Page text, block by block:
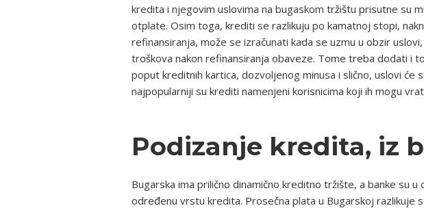
kredita i njegovim uslovima na bugaskom tržištu prisutne su
otplate. Osim toga, krediti se razlikuju po kamatnoj stopi,
refinansiranja, može se izračunati kada se uzmu u obzir
troškova nakon refinansiranja obaveze. Tome treba dodati i
poput kreditnih kartica, dozvoljenog minusa i slično, uslovi
najpopularniji su krediti namenjeni korisnicima koji ih mogu
Podizanje kredita, iz
Bugarska ima prilično dinamično kreditno tržište, a banke su
određenu vrstu kredita. Prosečna plata u Bugarskoj razlikuje